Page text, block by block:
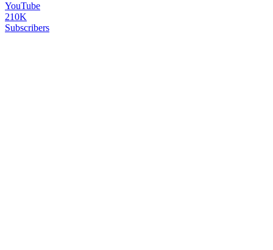
YouTube
210K
Subscribers